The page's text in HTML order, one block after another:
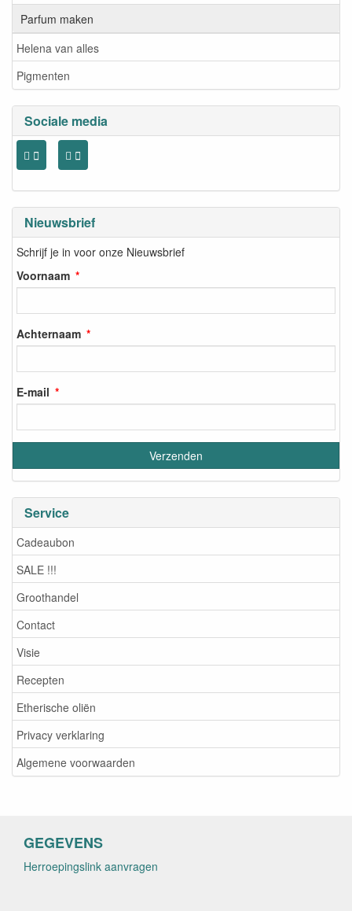
Parfum maken
Helena van alles
Pigmenten
Sociale media
Nieuwsbrief
Schrijf je in voor onze Nieuwsbrief
Voornaam
Achternaam
E-mail
Service
Cadeaubon
SALE !!!
Groothandel
Contact
Visie
Recepten
Etherische oliën
Privacy verklaring
Algemene voorwaarden
GEGEVENS
Herroepingslink aanvragen